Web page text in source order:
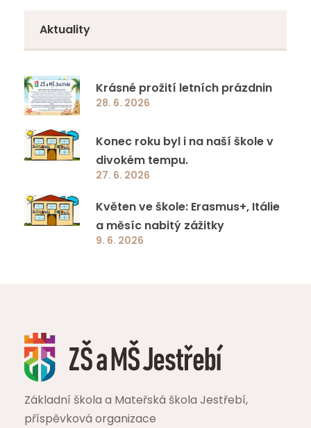
Aktuality
Krásné prožití letních prázdnin
28. 6. 2026
Konec roku byl i na naší škole v
divokém tempu.
27. 6. 2026
Květen ve škole: Erasmus+, Itálie
a měsíc nabitý zážitky
9. 6. 2026
Základní škola a Mateřská škola Jestřebí,
příspěvková organizace